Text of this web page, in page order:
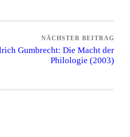
NÄCHSTER BEITRAG
Gumbrecht: Die Macht der
Philologie (2003)